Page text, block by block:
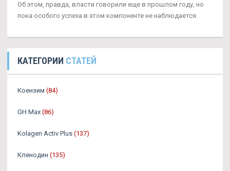
Об этом, правда, власти говорили еще в прошлом году, но
пока особого успеха в этом компоненте не наблюдается.
КАТЕГОРИИ СТАТЕЙ
Коензим (84)
GH Max (86)
Kolagen Activ Plus (137)
Кленодин (135)